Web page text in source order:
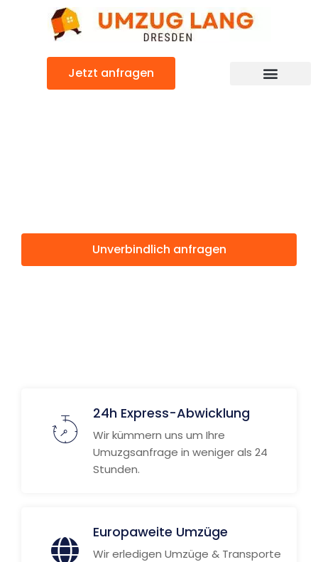
Jetzt anfragen
Unverbindlich anfragen
24h Express-Abwicklung
Wir kümmern uns um Ihre
Umuzgsanfrage in weniger als 24
Stunden.
Europaweite Umzüge
Wir erledigen Umzüge & Transporte